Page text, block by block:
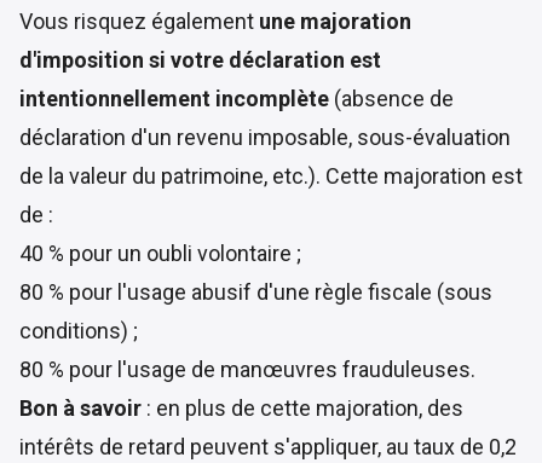
Vous risquez également une majoration
d'imposition si votre déclaration est
intentionnellement incomplète (absence de
déclaration d'un revenu imposable, sous-évaluation
de la valeur du patrimoine, etc.). Cette majoration est
de :
40 % pour un oubli volontaire ;
80 % pour l'usage abusif d'une règle fiscale (sous
conditions) ;
80 % pour l'usage de manœuvres frauduleuses.
Bon à savoir : en plus de cette majoration, des
intérêts de retard peuvent s'appliquer, au taux de 0,2